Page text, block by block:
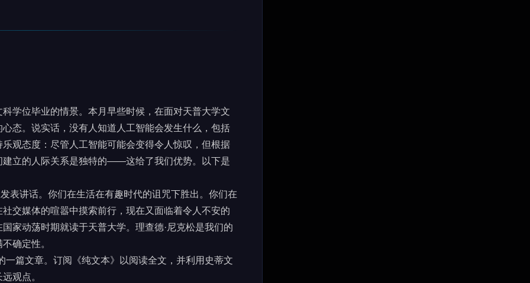
学位毕业的情景。本月早些时候，在面对天普大学文
态。说实话，没有人知道人工智能会发生什么，包括
观态度：尽管人工智能可能会变得令人惊叹，但根据
建立的人际关系是独特的——这给了我们优势。以下是
表讲话。你们在生活在有趣时代的诅咒下胜出。你们在
交媒体的喧嚣中摸索前行，现在又面临着令人不安的
家动荡时期就读于天普大学。理查德·尼克松是我们的
确定性。
一篇文章。订阅《纯文本》以阅读全文，并利用史蒂文
观点。